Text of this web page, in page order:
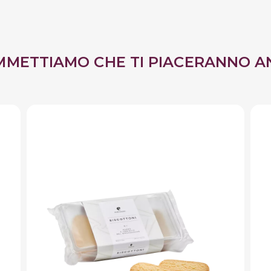
CHE TI PIACERANNO